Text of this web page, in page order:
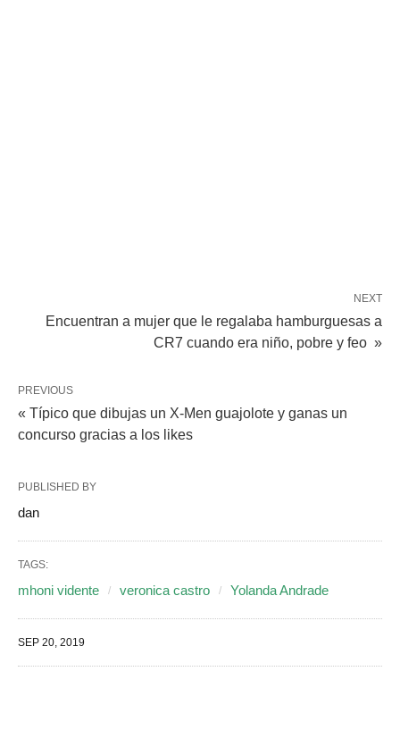
NEXT
Encuentran a mujer que le regalaba hamburguesas a
CR7 cuando era niño, pobre y feo »
PREVIOUS
« Típico que dibujas un X-Men guajolote y ganas un
concurso gracias a los likes
PUBLISHED BY
dan
TAGS:
mhoni vidente veronica castro Yolanda Andrade
SEP 20, 2019